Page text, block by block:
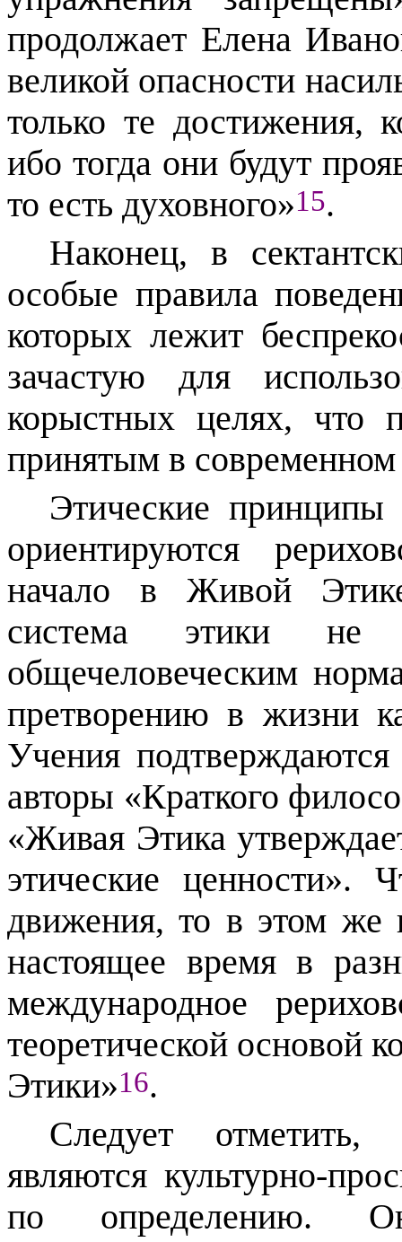
продолжает Елена
великой опасности
только те достижения,
ибо тогда они будут
то есть духовного»15.
Наконец, в
особые правила
которых лежит
зачастую для
корыстных целях, что
принятым в
Этические
ориентируются
начало в Живой
система этики не
общечеловеческим
претворению в жизни
Учения
авторы «Краткого
«Живая Этика
этические ценности».
движения, то в этом же
настоящее время в
международное
теоретической основой
Этики»16.
Следует отметить,
являются культурно-
по определению.